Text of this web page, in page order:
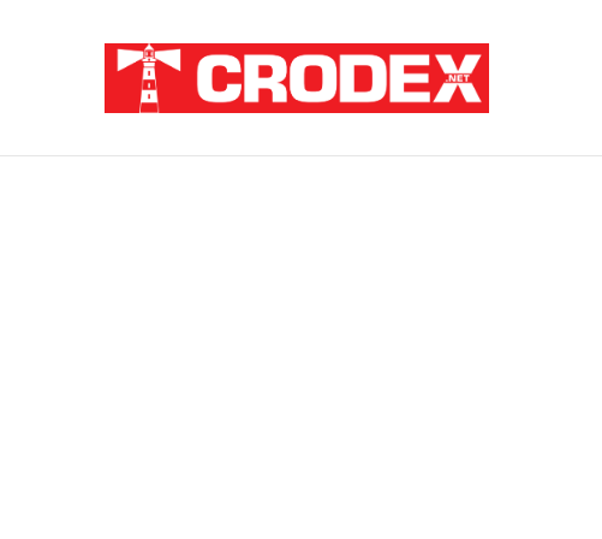
Breaking News Pupovac i Šimpraga moraliziraju o Oluji, ali i